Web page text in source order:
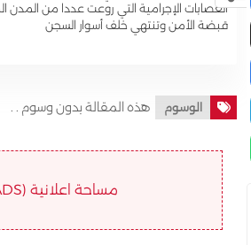
العصابات الإجرامية التي روعت عددا من
قبضة الأمن وتنتهي خلف أسوار السجن
الوسوم هذه المقالة بدون وسوم . .
مساحة اعلانية (ADS)